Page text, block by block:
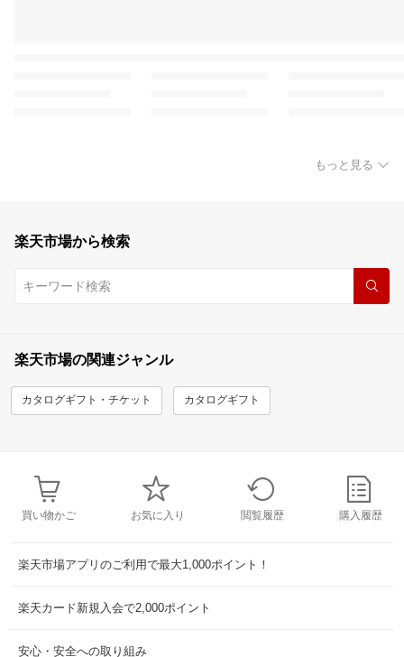
もっと見る
楽天市場から検索
楽天市場の関連ジャンル
カタログギフト・チケット カタログギフト
買い物かご お気に入り 閲覧履歴 購入履歴
楽天市場アプリのご利用で最大1,000ポイント！
楽天カード新規入会で2,000ポイント
安心・安全への取り組み